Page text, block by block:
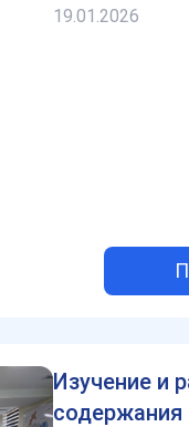
19.01.2026
Изучение и
содержания